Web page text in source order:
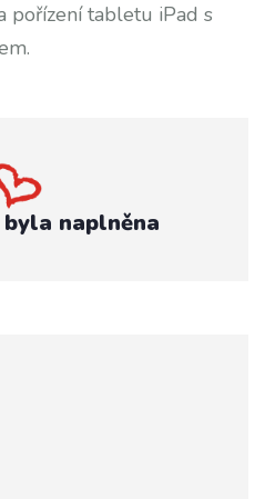
pořízení tabletu iPad s
naplněna